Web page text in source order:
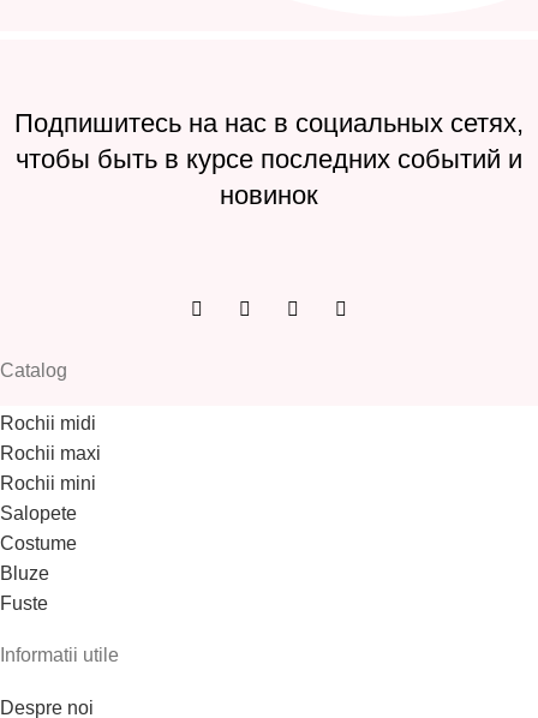
Подпишитесь на нас в социальных сетях,
чтобы быть в курсе последних событий и
новинок
Catalog
Rochii midi
Rochii maxi
Rochii mini
Salopete
Costume
Bluze
Fuste
Informatii utile
Despre noi